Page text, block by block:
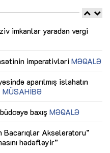
imkanlar yaradan vergi
imperativləri MƏQALƏ
aparılmış islahatın
MÜSAHİBƏ
baxış MƏQALƏ
Bacarıqlar Akseleratoru”
hədəfləyir”